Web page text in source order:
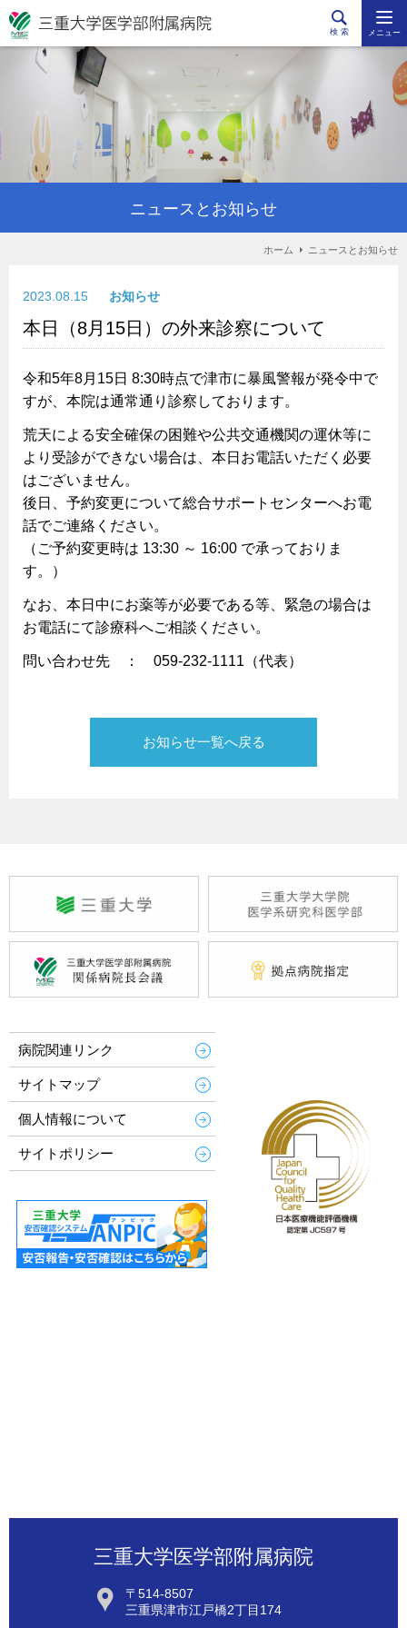
検 索 メニュー
ニュースとお知らせ
ホーム ニュースとお知らせ
2023.08.15 お知らせ
本日（8月15日）の外来診察について
令和5年8月15日 8:30時点で津市に暴風警報が発令中で
すが、本院は通常通り診察しております。
荒天による安全確保の困難や公共交通機関の運休等に
より受診ができない場合は、本日お電話いただく必要
はございません。
後日、 予約変更について総合サポートセンターへお電
話でご連絡ください。
（ご予約変更時は 13:30 ～ 16:00 で承っておりま
す。）
なお、本日中にお薬等が必要である等、 緊急の場合は
お電話にて診療科へご相談ください。
問い合わせ先 ： 059-232-1111（代表）
お知らせ一覧へ戻る
病院関連リンク
サイトマップ
個人情報について
サイトポリシー
三重大学医学部附属病院
〒514-8507
三重県津市江戸橋2丁目174